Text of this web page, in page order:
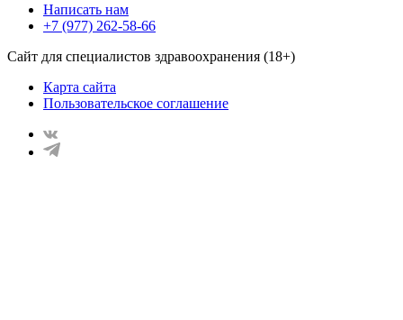
Написать нам
+7 (977) 262-58-66
Сайт для специалистов здравоохранения (18+)
Карта сайта
Пользовательское соглашение